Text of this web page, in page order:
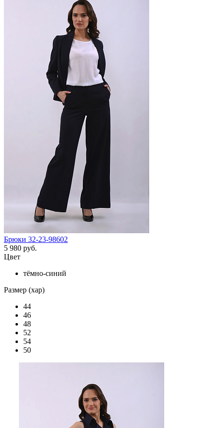
Брюки 32-23-98602
5 980 руб.
Цвет
тёмно-синий
Размер (хар)
44
46
48
52
54
50